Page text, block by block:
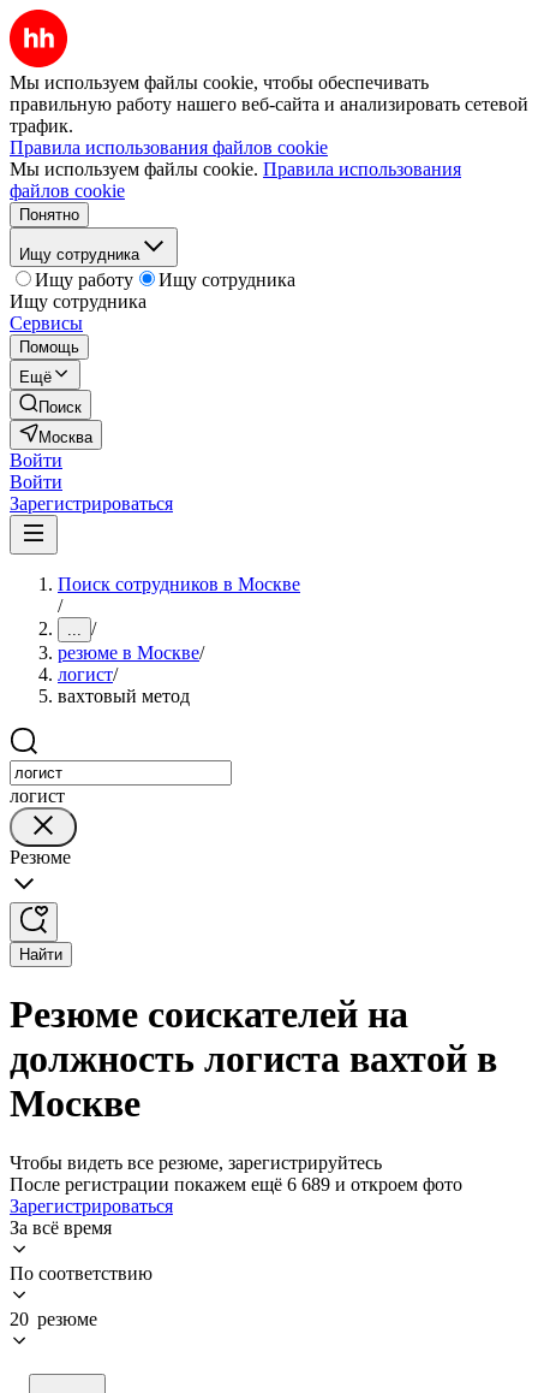
Мы используем файлы cookie, чтобы обеспечивать
правильную работу нашего веб-сайта и анализировать сетевой
трафик.
Правила использования файлов cookie
Мы используем файлы cookie. Правила использования
файлов cookie
Понятно
Ищу сотрудника
Ищу работу
Ищу сотрудника
Ищу сотрудника
Сервисы
Помощь
Ещё
Поиск
Москва
Войти
Войти
Зарегистрироваться
Поиск сотрудников в Москве
/
... /
резюме в Москве/
логист/
вахтовый метод
логист
Резюме
Найти
Резюме соискателей на
должность логиста вахтой в
Москве
Чтобы видеть все резюме, зарегистрируйтесь
После регистрации покажем ещё 6 689 и откроем фото
Зарегистрироваться
За всё время
По соответствию
20 резюме